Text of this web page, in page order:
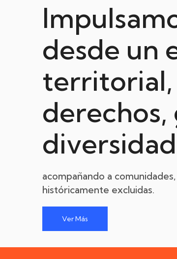
desde un
territorial,
diversidad
acompañando a
históricamente excluidas.
Ver Más